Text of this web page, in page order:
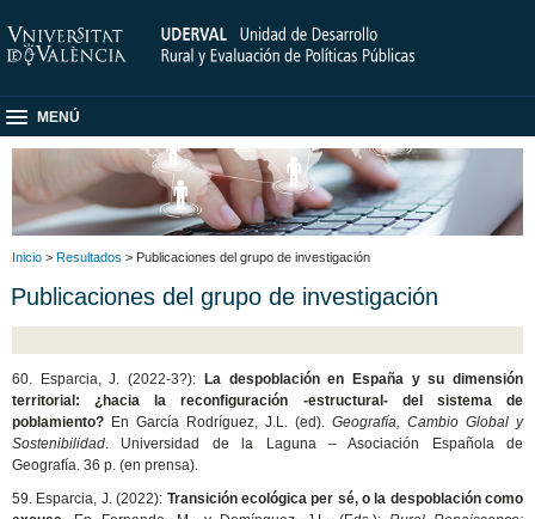
MENÚ
Inicio > Resultados > Publicaciones del grupo de investigación
Publicaciones del grupo de investigación
60. Esparcia, J. (2022-3?): ​La despoblación en España y su dimensión
territorial: ¿hacia la reconfiguración -estructural- del sistema de
poblamiento? En García Rodríguez, J.L. (ed).Geografía, Cambio Global y
Sostenibilidad. Universidad de la Laguna – Asociación Española de
Geografía. 36 p. (en prensa).
59. Esparcia, J. (2022): Transición ecológica per sé, o la despoblación como